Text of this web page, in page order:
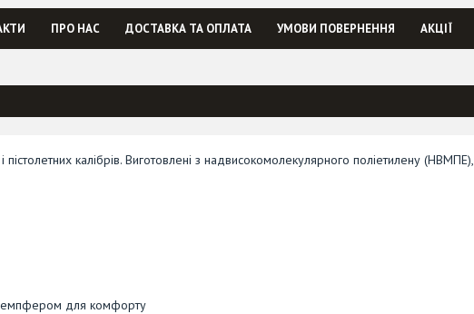
ПРО НАС ДОСТАВКА ТА ОПЛАТА УМОВИ ПОВЕРНЕННЯ АКЦІЇ
пістолетних калібрів. Виготовлені з надвисокомолекулярного поліетилену (НВМПЕ),
демпфером для комфорту